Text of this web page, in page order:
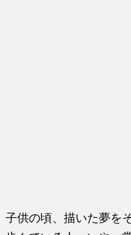
子供の頃、描いた夢を